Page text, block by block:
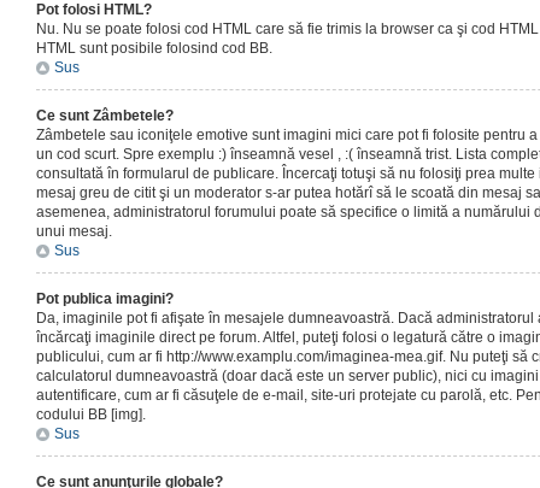
Pot folosi HTML?
Nu. Nu se poate folosi cod HTML care să fie trimis la browser ca şi cod
HTML sunt posibile folosind cod BB.
Sus
Ce sunt Zâmbetele?
Zâmbetele sau iconiţele emotive sunt imagini mici care pot fi folosite pentru
un cod scurt. Spre exemplu :) înseamnă vesel , :( înseamnă trist. Lista
consultată în formularul de publicare. Încercaţi totuşi să nu folosiţi prea
mesaj greu de citit şi un moderator s-ar putea hotărî să le scoată din mesaj
asemenea, administratorul forumului poate să specifice o limită a numărului
unui mesaj.
Sus
Pot publica imagini?
Da, imaginile pot fi afişate în mesajele dumneavoastră. Dacă
încărcaţi imaginile direct pe forum. Altfel, puteţi folosi o legatură către o
publicului, cum ar fi http://www.examplu.com/imaginea-mea.gif. Nu puteţi să
calculatorul dumneavoastră (doar dacă este un server public), nici cu
autentificare, cum ar fi căsuţele de e-mail, site-uri protejate cu parolă, etc.
codului BB [img].
Sus
Ce sunt anunţurile globale?